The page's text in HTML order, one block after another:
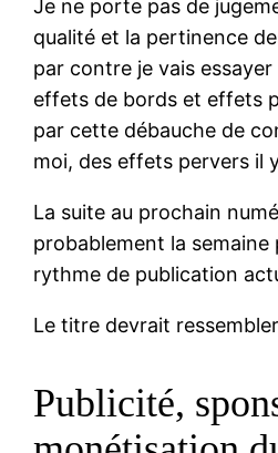
Je ne porte pas de
qualité et la pertinence
par contre je vais essayer
effets de bords et effets
par cette débauche de
moi, des effets pervers il
La suite au prochain
probablement la
rythme de publication
Le titre devrait
Publicité,